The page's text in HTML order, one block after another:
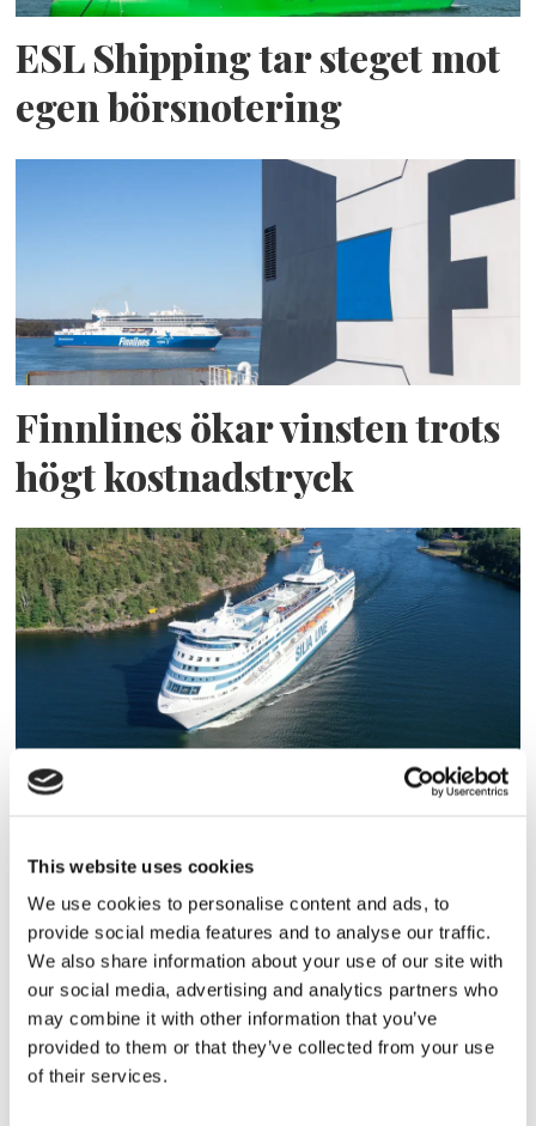
This website uses cookies
We use cookies to personalise content and ads, to
provide social media features and to analyse our traffic.
We also share information about your use of our site with
our social media, advertising and analytics partners who
may combine it with other information that you’ve
provided to them or that they’ve collected from your use
of their services.
ESL Shipping tar steget mot
egen börsnotering
Finnlines ökar vinsten trots
högt kostnadstryck
Tallink lyfter halvåret trots
pressade kostnader